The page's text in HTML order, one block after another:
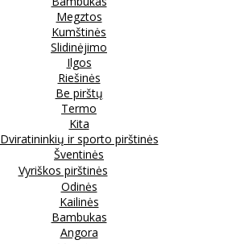
Megztos
Kumštinės
Slidinėjimo
Ilgos
Riešinės
Be pirštų
Termo
Kita
Dviratininkių ir sporto pirštinės
Šventinės
Vyriškos pirštinės
Odinės
Kailinės
Bambukas
Angora